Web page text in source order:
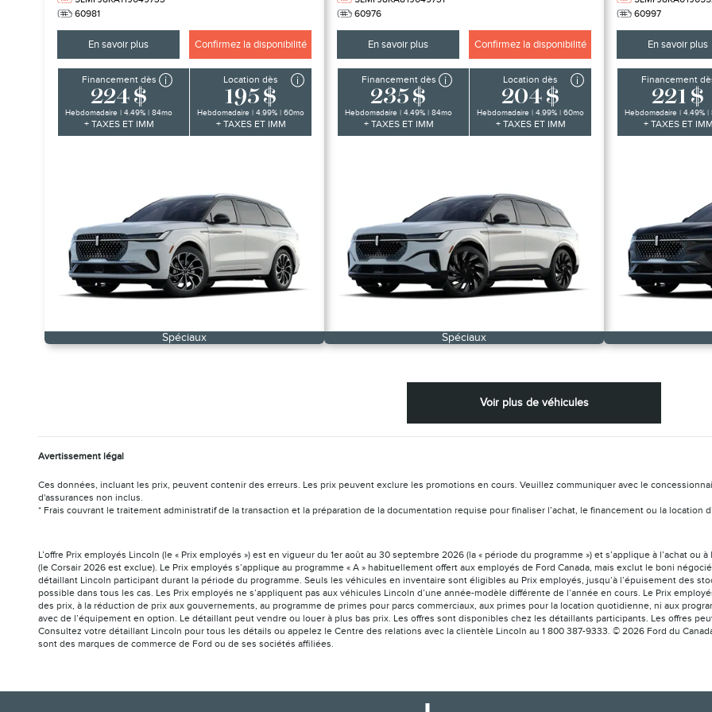
60981
En savoir plus Confirmez la disponibilité
Financement dès
224 $
Hebdomadaire | 4.49% | 84mo
+ TAXES ET IMM
Location dès
195 $
Hebdomadaire | 4.99% | 60mo
+ TAXES ET IMM
Spéciaux
60976
En savoir plus Confirmez la disponibilité
Financement dès
235 $
Hebdomadaire | 4.49% | 84mo
+ TAXES ET IMM
Location dès
204 $
Hebdomadaire | 4.99% | 60mo
+ TAXES ET IMM
Spéciaux
60997
En savoir plus
Financement
221 $
Hebdomadaire | 4.49% |
+ TAXES ET IMM
Voir plus de véhicules
Avertissement légal
Ces données, incluant les prix, peuvent contenir des erreurs. Les prix peuvent exclure les promotions en cours. Veuillez communiquer avec le
d'assurances non inclus.
* Frais couvrant le traitement administratif de la transaction et la préparation de la documentation requise pour finaliser l’achat, le financement ou la location
L’offre Prix employés Lincoln (le « Prix employés ») est en vigueur du 1er août au 30 septembre 2026 (la « période du programme ») et s’applique à l’achat
(le Corsair 2026 est exclue). Le Prix employés s’applique au programme « A » habituellement offert aux employés de Ford Canada, mais exclut le boni
détaillant Lincoln participant durant la période du programme. Seuls les véhicules en inventaire sont éligibles au Prix employés, jusqu’à l’épuisement des
possible dans tous les cas. Les Prix employés ne s’appliquent pas aux véhicules Lincoln d’une année-modèle différente de l’année en cours. Le Prix
des prix, à la réduction de prix aux gouvernements, au programme de primes pour parcs commerciaux, aux primes pour la location quotidienne, ni aux
avec de l’équipement en option. Le détaillant peut vendre ou louer à plus bas prix. Les offres sont disponibles chez les détaillants participants. Les offres
Consultez votre détaillant Lincoln pour tous les détails ou appelez le Centre des relations avec la clientèle Lincoln au 1 800 387-9333. © 2026 Ford du
sont des marques de commerce de Ford ou de ses sociétés affiliées.